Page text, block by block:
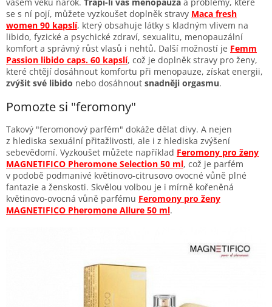
se s ní pojí, můžete vyzkoušet doplněk stravy Maca fresh
women 90 kapslí, který obsahuje látky s kladným vlivem na
libido, fyzické a psychické zdraví, sexualitu, menopauzální
komfort a správný růst vlasů i nehtů. Další možností je Femm
Passion libido caps. 60 kapslí, což je doplněk stravy pro ženy,
které chtějí dosáhnout komfortu při menopauze, získat energii,
zvýšit své libido nebo dosáhnout snadněji orgasmu.
Pomozte si "feromony"
Takový "feromonový parfém" dokáže dělat divy. A nejen
z hlediska sexuální přitažlivosti, ale i z hlediska zvýšení
sebevědomí. Vyzkoušet můžete například Feromony pro ženy
MAGNETIFICO Pheromone Selection 50 ml, což je parfém
v podobě podmanivé květinovo-citrusovo ovocné vůně plné
fantazie a ženskosti. Skvělou volbou je i mírně kořeněná
květinovo-ovocná vůně parfému Feromony pro ženy
MAGNETIFICO Pheromone Allure 50 ml.